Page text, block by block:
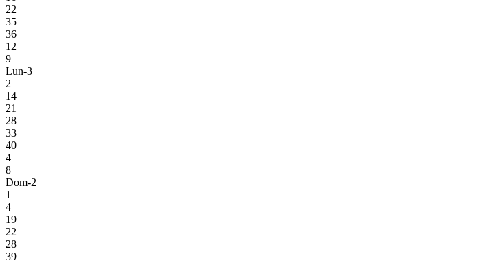
22
35
36
12
9
Lun-3
2
14
21
28
33
40
4
8
Dom-2
1
4
19
22
28
39